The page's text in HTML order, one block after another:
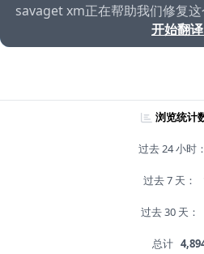
savaget xm正在帮助我们修复
开始翻译
浏览统计
过去 24 小时：
过去 7 天：
过去 30 天：
总计